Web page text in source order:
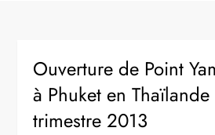
Ouverture de Point
à Phuket en
trimestre 2013